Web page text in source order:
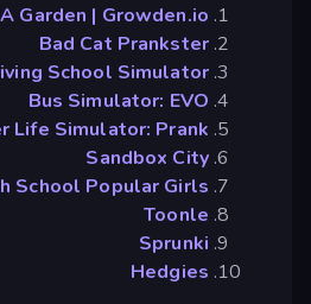
Garden | Growden.io
Bad Cat Prankster
School Simulator
Bus Simulator: EVO
Life Simulator: Prank
Sandbox City
School Popular Girls
Toonle
Sprunki
Hedgies